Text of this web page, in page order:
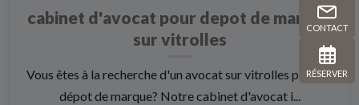
CONTACT
RÉSERVER
cabinet d'avocat pour depot de marque
sur vitrolles
Vous êtes à la recherche d'un avocat sur vitrolles pour un
dépot de marque? Notre cabinet d'avocat i...